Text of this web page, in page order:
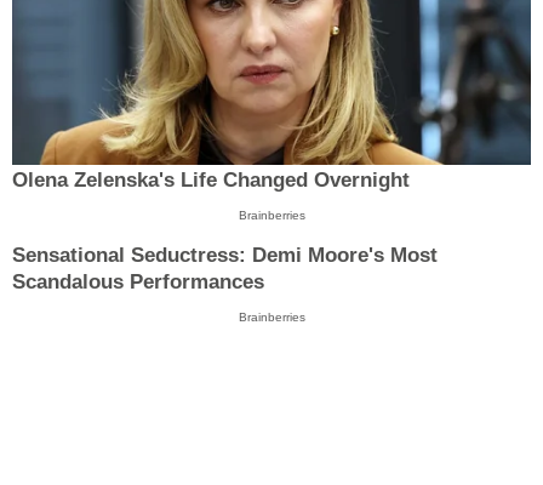
Olena Zelenska's Life Changed Overnight
Brainberries
Sensational Seductress: Demi Moore's Most
Scandalous Performances
Brainberries